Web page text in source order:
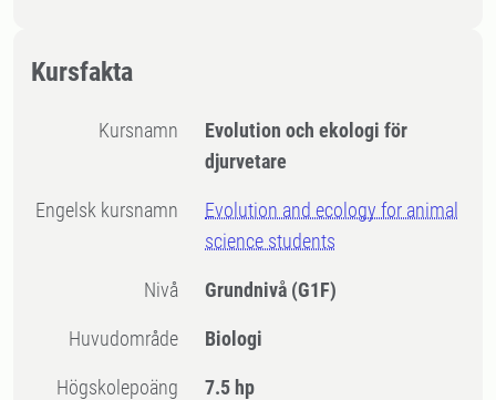
Kursfakta
Kursnamn
Evolution och ekologi för
djurvetare
Engelsk kursnamn
Evolution and ecology for animal
science students
Nivå Grundnivå (G1F)
Huvudområde Biologi
högskolepoäng 7.5 hp